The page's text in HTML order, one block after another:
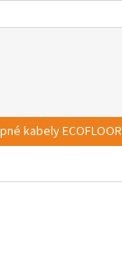
kabely ECOFLOOR